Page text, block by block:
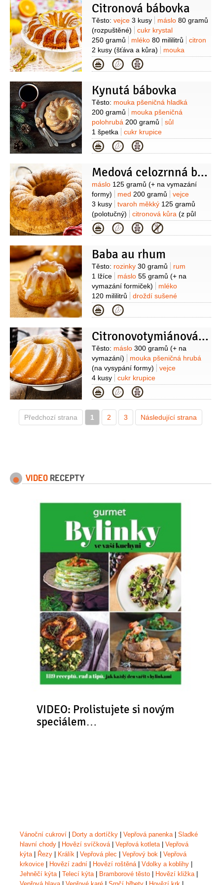
Citronová bábovka
Suroviny
Těsto: vejce 3 kusy máslo 80 gramů
(rozpuštěné)
cukr krystal
250 gramů
mléko 80 mililitrů
citron
2 kusy (šťáva a kůra)
mouka
pšeničná polohrubá
250 gramů
kypřící prášek do pečiva
citronů)
cukr moučkový4 lžíce
Kategorie
Kynutá bábovka
Suroviny
Těsto: mouka pšeničná hladká
200 gramů
mouka pšeničná
polohrubá 200 gramů
sůl
1 špetka
cukr krupice
180 gramů
mléko
(vlažné)
olej150 mililitrů
žloutek
vymazání formy+potření bábovky)
Ořechová nádivka: ořechy vlašské
180 gramů
(pomleté)
mléko
250 mililitrů
cukr moučkový
100 gramů
rum (trocha)
Kategorie
Medová celozrnná bábovka
Suroviny
máslo 125 gramů (+ na vymazání
formy)
med 200 gramů
vejce
3 kusy
tvaroh měkký 125 gramů
(polotučný)
citronová kůra (z půl
citronu)
rozinky 100 gramů
lískové50 gramů (mleté)
mouka
3 lžičky (nebo 1 kus čerstvého)
Kategorie
Baba au rhum
Suroviny
Těsto: rozinky 30 gramů
rum
1 lžíce
máslo 55 gramů (+ na
vymazání formiček)
mléko
120 mililitrů
droždí sušené
1 balení
vejce
pšeničná polohrubá215 gramů
sůl
120 mililitrů
rum60 mililitrů
Kategorie
Citronovotymiánová bábovka
Suroviny
Těsto: máslo 300 gramů (+ na
vymazání)
mouka pšeničná hrubá
(na vysypání formy)
vejce
4 kusy
cukr krupice
350 gramů
citron
(kůra)
smetana zakysaná
350 gramů
mléko230 mililitrů
sůl
(špetka)
Poleva: cukr moučkový
Kategorie
Předchozí strana 1 2 3 Následující strana
VIDEO RECEPTY
VIDEO: Prolistujete si novým
speciálem…
Vánoční cukroví Dorty a dortíčky Vepřová panenka| Sladké
hlavní chody
Hovězí svíčková| Vepřová kotleta| Vepřová
kýta| Řezy Králík Vepřová plec Vepřový bok
Vepřová
krkovice
Hovězí zadní Hovězí roštěná| Vdolky a koblihy
Jehněčí kýta| Telecí kýta| Bramborové těsto Hovězí kližka|